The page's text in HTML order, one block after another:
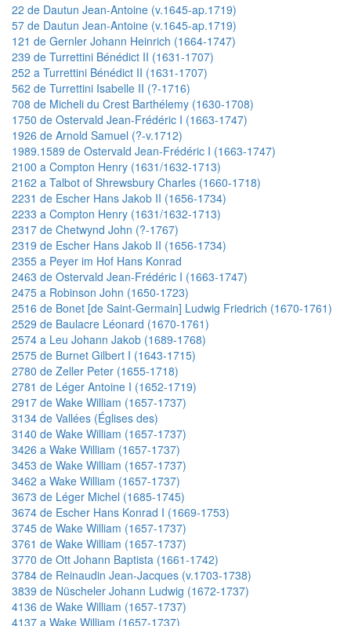
22 de Dautun Jean-Antoine (v.1645-ap.1719)
57 de Dautun Jean-Antoine (v.1645-ap.1719)
121 de Gernler Johann Heinrich (1664-1747)
239 de Turrettini Bénédict II (1631-1707)
252 a Turrettini Bénédict II (1631-1707)
562 de Turrettini Isabelle II (?-1716)
708 de Micheli du Crest Barthélemy (1630-1708)
1750 de Ostervald Jean-Frédéric I (1663-1747)
1926 de Arnold Samuel (?-v.1712)
1989.1589 de Ostervald Jean-Frédéric I (1663-1747)
2100 a Compton Henry (1631/1632-1713)
2162 a Talbot of Shrewsbury Charles (1660-1718)
2231 de Escher Hans Jakob II (1656-1734)
2233 a Compton Henry (1631/1632-1713)
2317 de Chetwynd John (?-1767)
2319 de Escher Hans Jakob II (1656-1734)
2355 a Peyer im Hof Hans Konrad
2463 de Ostervald Jean-Frédéric I (1663-1747)
2475 a Robinson John (1650-1723)
2516 de Bonet [de Saint-Germain] Ludwig Friedrich (1670-1761)
2529 de Baulacre Léonard (1670-1761)
2574 a Leu Johann Jakob (1689-1768)
2575 de Burnet Gilbert I (1643-1715)
2780 de Zeller Peter (1655-1718)
2781 de Léger Antoine I (1652-1719)
2917 de Wake William (1657-1737)
3134 de Vallées (Églises des)
3140 de Wake William (1657-1737)
3426 a Wake William (1657-1737)
3453 de Wake William (1657-1737)
3462 a Wake William (1657-1737)
3673 de Léger Michel (1685-1745)
3674 de Escher Hans Konrad I (1669-1753)
3745 de Wake William (1657-1737)
3761 de Wake William (1657-1737)
3770 de Ott Johann Baptista (1661-1742)
3784 de Reinaudin Jean-Jacques (v.1703-1738)
3839 de Nüscheler Johann Ludwig (1672-1737)
4136 de Wake William (1657-1737)
4137 a Wake William (1657-1737)